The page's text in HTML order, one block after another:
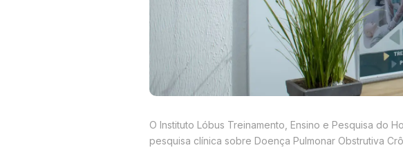
O Instituto Lóbus Treinamento, Ensino e Pesquisa do
pesquisa clínica sobre Doença Pulmonar Obstrutiva